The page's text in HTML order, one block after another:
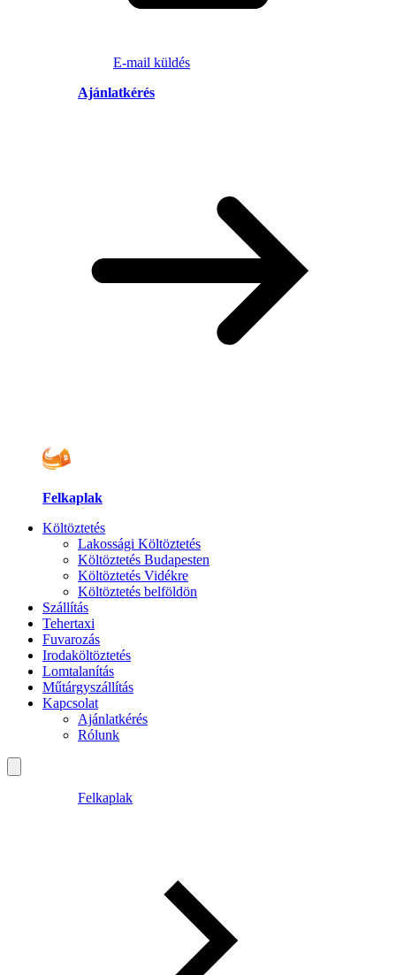
E-mail küldés
Ajánlatkérés
Felkaplak
Költöztetés
Lakossági Költöztetés
Költöztetés Budapesten
Költöztetés Vidékre
Költöztetés belföldön
Szállítás
Tehertaxi
Fuvarozás
Irodaköltöztetés
Lomtalanítás
Műtárgyszállítás
Kapcsolat
Ajánlatkérés
Rólunk
Felkaplak